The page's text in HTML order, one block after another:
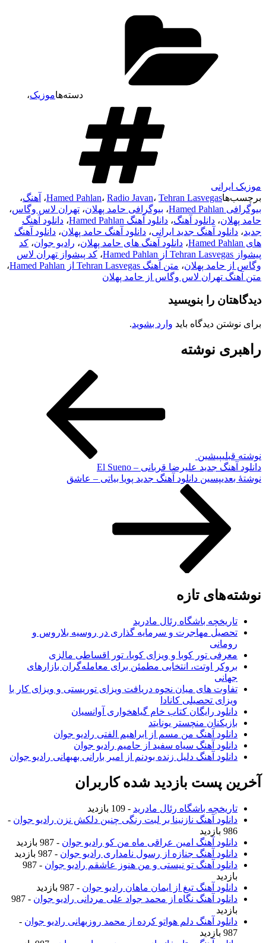
دسته‌هاموزیک،
موزیک ایرانی
برچسب‌ها
Hamed Pahlan، Radio Javan، Tehran Lasvegas ، آهنگ،
بیوگرافی Hamed Pahlan
، بیوگرافی حامد پهلان، تهران لاس وگاس،
حامد پهلان، دانلود آهنگ، دانلود آهنگ Hamed Pahlan ، دانلود آهنگ
جدید، دانلود آهنگ جدید ایرانی، دانلود آهنگ حامد پهلان، دانلود آهنگ
های Hamed Pahlan
، دانلود آهنگ های حامد پهلان، رادیو جوان، کد
پیشواز Tehran Lasvegas از Hamed Pahlan
، کد پیشواز تهران لاس
وگاس از حامد پهلان، متن آهنگ Tehran Lasvegas از Hamed Pahlan
،
متن آهنگ تهران لاس وگاس از حامد پهلان
دیدگاهتان را بنویسید
برای نوشتن دیدگاه باید وارد بشوید.
راهبری نوشته
نوشته قبلیپیشین
دانلود آهنگ جدید علیرضا قربانی – El Sueno
نوشته‌ٔ بعدیپسین دانلود آهنگ جدید پویا بیاتی – عاشق
نوشته‌های تازه
تاریخچه باشگاه رئال مادرید
تحصیل مهاجرت و سرمایه گذاری در روسیه بلاروس و
رومانی
معرفی تور کوبا و ویزای کوبا، تور اقساطی مالزی
بروکر اوتت، انتخابی مطمئن برای معامله‌گران بازارهای
جهانی
تفاوت های میان نحوه دریافت ویزای توریستی و ویزای کار با
ویزای تحصیلی کانادا
دانلود رایگان کتاب خام گیاهخواری آوانسیان
بازیکنان منچستر یونایتد
دانلود آهنگ من مسم از ابراهیم الفتی رادیو جوان
دانلود آهنگ سیاه سفید از حامیم رادیو جوان
دانلود آهنگ دلیل زنده بودنم از امیر بارانی بهبهانی رادیو جوان
آخرین پست بازدید شده کاربران
تاریخچه باشگاه رئال مادرید - 109 بازدید
دانلود آهنگ نازنینا بر لبت رنگی چنین دلکش نزن رادیو جوان -
986 بازدید
دانلود آهنگ امین عراقی ماه من کو رادیو جوان - 987 بازدید
دانلود آهنگ جنازه از رسول نامداری رادیو جوان - 987 بازدید
دانلود آهنگ تو نیستی و من هنوز عاشقم رادیو جوان
- 987
بازدید
دانلود آهنگ تیغ از ایمان ماهان رادیو جوان - 987 بازدید
دانلود آهنگ نگاه از محمد جواد علی مردانی رادیو جوان
- 987
بازدید
دانلود آهنگ دلم هواتو کرده از محمد روزبهانی رادیو جوان -
987 بازدید